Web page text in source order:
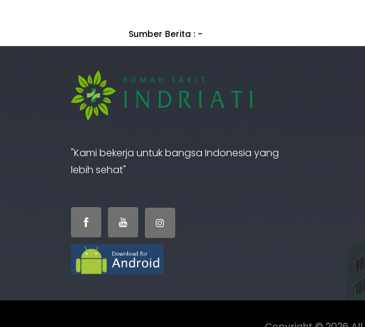
Sumber Berita : -
"Kami bekerja untuk bangsa Indonesia yang
lebih sehat"